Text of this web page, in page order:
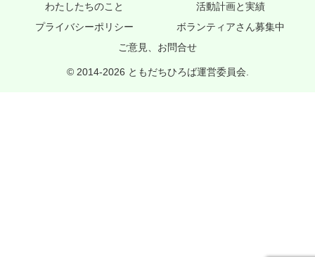
わたしたちのこと
活動計画と実績
プライバシーポリシー
ボランティアさん募集中
ご意見、お問合せ
© 2014-2026 ともだちひろば運営委員会.